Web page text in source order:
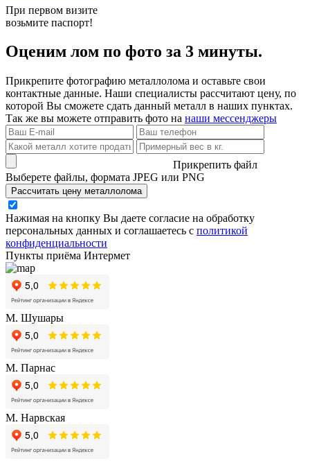
При первом визите
возьмите паспорт!
Оценим лом по фото за 3 минуты.
Прикрепите фотографию металлолома и оставьте свои
контактные данные. Наши специалисты рассчитают цену, по
которой Вы сможете сдать данный металл в наших пунктах.
Так же вы можете отправить фото на наши мессенджеры
Прикрепить файл
Выберете файлы, формата JPEG или PNG
Рассчитать цену металлолома
Нажимая на кнопку Вы даете согласие на обработку
персональных данных и соглашаетесь с политикой
конфиденциальности
Пункты приёма Интермет
М. Шушары
М. Парнас
М. Нарвская